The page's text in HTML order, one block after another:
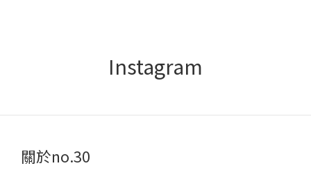
Instagram
關於no.30